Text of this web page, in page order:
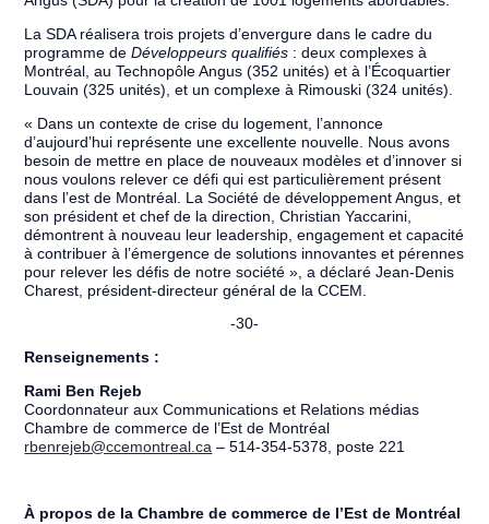
La SDA réalisera trois projets d’envergure dans le cadre du
programme deDéveloppeurs qualifiés : deux complexes à
Montréal, au Technopôle Angus (352 unités) et à l’Écoquartier
Louvain (325 unités), et un complexe à Rimouski (324 unités).
« Dans un contexte de crise du logement, l’annonce
d’aujourd’hui représente une excellente nouvelle. Nous avons
besoin de mettre en place de nouveaux modèles et d’innover si
nous voulons relever ce défi qui est particulièrement présent
dans l’est de Montréal. La Société de développement Angus, et
son président et chef de la direction, Christian Yaccarini,
démontrent à nouveau leur leadership, engagement et capacité
à contribuer à l’émergence de solutions innovantes et pérennes
pour relever les défis de notre société », a déclaré Jean-Denis
Charest, président-directeur général de la CCEM.
-30-
Renseignements :
Rami Ben Rejeb
Coordonnateur aux Communications et Relations médias
Chambre de commerce de l’Est de Montréal
rbenrejeb@ccemontreal.ca – 514-354-5378, poste 221
À propos de la Chambre de commerce de l’Est de Montréal